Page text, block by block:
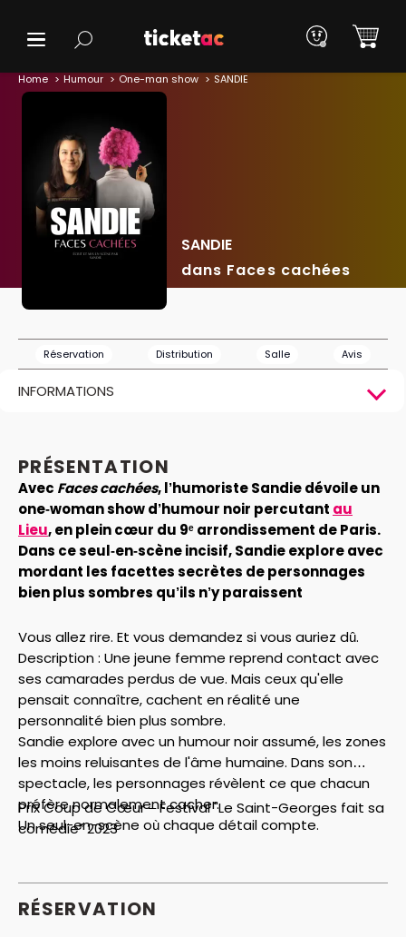
Home Humour One-man show SANDIE
SANDIE
dans Faces cachées
Réservation Distribution Salle Avis
INFORMATIONS
PRÉSENTATION
Avec Faces cachées, l’humoriste Sandie dévoile un
one‑woman show d’humour noir percutant au
Lieu, en plein cœur du 9ᵉ arrondissement de Paris.
Dans ce seul‑en‑scène incisif, Sandie explore avec
mordant les facettes secrètes de personnages
bien plus sombres qu’ils n’y paraissent
Vous allez rire. Et vous demandez si vous auriez dû.
Description : Une jeune femme reprend contact avec
ses camarades perdus de vue. Mais ceux qu'elle
pensait connaître, cachent en réalité une
personnalité bien plus sombre.
Sandie explore avec un humour noir assumé, les zones
les moins reluisantes de l'âme humaine. Dans son
spectacle, les personnages révèlent ce que chacun
préfère normalement cacher.
Un seul-en-scène où chaque détail compte.
Prix Coup de Cœur – Festival "Le Saint-Georges fait sa
comédie” 2023
RÉSERVATION